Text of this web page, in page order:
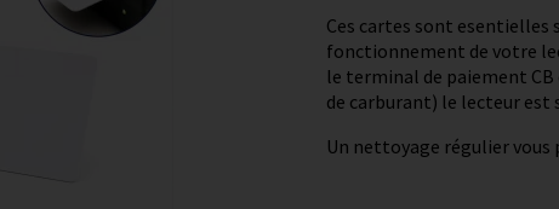
Ces cartes sont
fonctionnement de votre
le terminal de paiement
de carburant) le lecteur est
Un nettoyage régulier